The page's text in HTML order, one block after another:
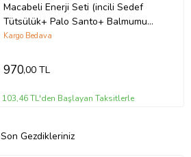
Macabeli Enerji Seti (incili Sedef
Tütsülük+ Palo Santo+ Balmumu
Mum+ Adaçayı Tütsü+ Kese Tuz)
Kargo Bedava
970,00 TL
103,46 TL'den Başlayan Taksitlerle
Son Gezdikleriniz